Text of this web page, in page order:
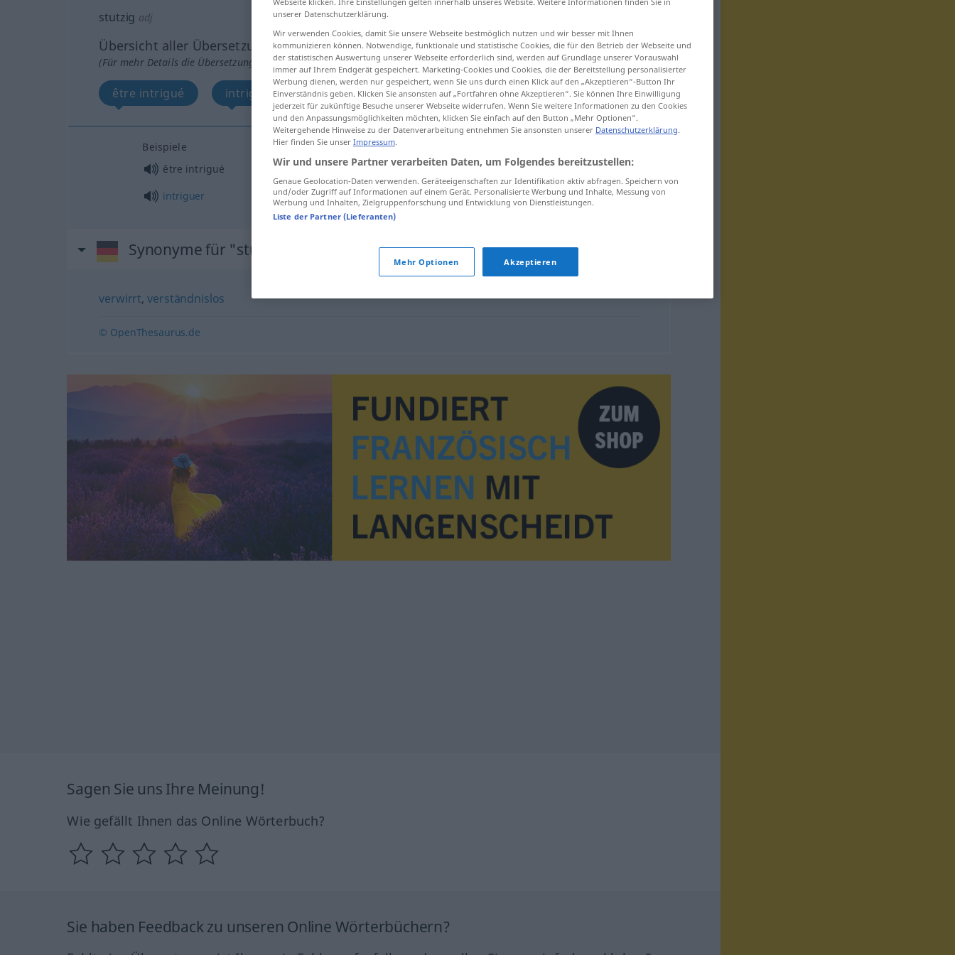
stutzig adj
Übersicht aller Übersetzungen
(Für mehr Details die Übersetzung anklicken/antippen)
être intrigué intriguer
Beispiele
être intrigué
stutzig werden
intriguer
stutzig machen
Synonyme für "stutzig"
verwirrt,verständnislos
© OpenThesaurus.de
Sagen Sie uns Ihre Meinung!
Wie gefällt Ihnen das Online Wörterbuch?
Sie haben Feedback zu unseren Online Wörterbüchern?
unserer Datenschutzerklärung.
Wir verwenden Cookies, damit Sie unsere Webseite bestmöglich nutzen und wir besser mit Ihnen
kommunizieren können. Notwendige, funktionale und statistische Cookies, die für den Betrieb der Webseite und
der statistischen Auswertung unserer Webseite erforderlich sind, werden auf Grundlage unserer Vorauswahl
immer auf Ihrem Endgerät gespeichert. Marketing-Cookies und Cookies, die der Bereitstellung personalisierter
Werbung dienen, werden nur gespeichert, wenn Sie uns durch einen Klick auf den „Akzeptieren“-Button Ihr
Einverständnis geben. Klicken Sie ansonsten auf „Fortfahren ohne Akzeptieren“. Sie können Ihre Einwilligung
jederzeit für zukünftige Besuche unserer Webseite widerrufen. Wenn Sie weitere Informationen zu den Cookies
und den Anpassungsmöglichkeiten möchten, klicken Sie einfach auf den Button „Mehr Optionen“.
Weitergehende Hinweise zu der Datenverarbeitung entnehmen Sie ansonsten unserer Datenschutzerklärung.
Hier finden Sie unser Impressum.
Wir und unsere Partner verarbeiten Daten, um Folgendes bereitzustellen:
Genaue Geolocation-Daten verwenden. Geräteeigenschaften zur Identifikation aktiv abfragen. Speichern von
und/oder Zugriff auf Informationen auf einem Gerät. Personalisierte Werbung und Inhalte, Messung von
Werbung und Inhalten, Zielgruppenforschung und Entwicklung von Dienstleistungen.
Liste der Partner (Lieferanten)
Mehr Optionen Akzeptieren